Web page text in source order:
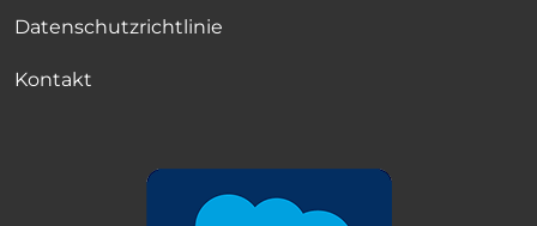
Datenschutzrichtlinie
Kontakt